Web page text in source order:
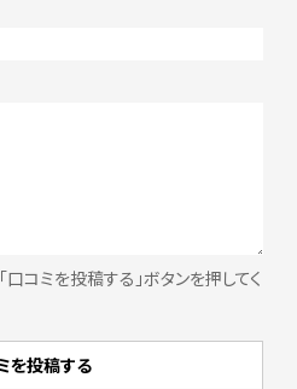
コミを投稿する」ボタンを押してく